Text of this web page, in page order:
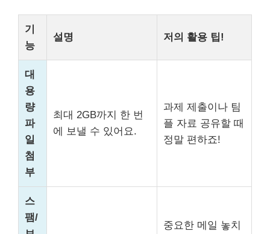
기
능
설명 저의 활용 팁!
대
용
량
파
일
첨
부
최대 2GB까지 한 번
에 보낼 수 있어요.
과제 제출이나 팀
플 자료 공유할 때
정말 편하죠!
스
팸/
중요한 메일 놓치